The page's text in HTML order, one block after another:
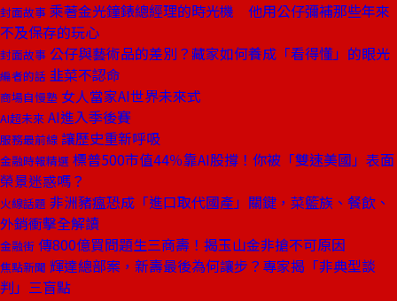
封面故事 乘著金光鐘錶總經理的時光機 他用公仔彌補那些年來
不及保存的玩心
封面故事 公仔與藝術品的差別？藏家如何養成「看得懂」的眼光
編者的話 韭菜不認命
商場自慢塾 女人當家AI世界未來式
AI超未來 AI進入季後賽
服務最前線 讓歷史重新呼吸
金融時報精選 標普500市值44％靠AI股撐！你被「雙速美國」表面
榮景迷惑嗎？
火線話題 非洲豬瘟恐成「進口取代國產」關鍵，菜籃族、餐飲、
外銷衝擊全解讀
金融街 傳800億買問題生三商壽！揭玉山金非搶不可原因
焦點新聞 輝達總部案，新壽最後為何讓步？專家揭「非典型談
判」三盲點